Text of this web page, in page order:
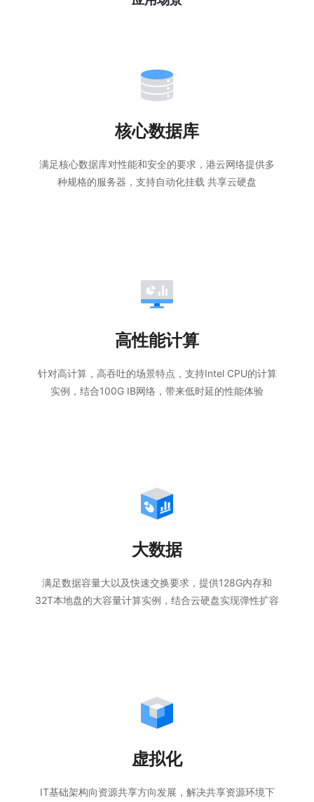
核心数据库
满足核心数据库对性能和安全的要求，港云网络提供多
种规格的服务器，支持自动化挂载 共享云硬盘
高性能计算
针对高计算，高吞吐的场景特点，支持Intel CPU的计算
实例，结合100G IB网络，带来低时延的性能体验
大数据
满足数据容量大以及快速交换要求，提供128G内存和
32T本地盘的大容量计算实例，结合云硬盘实现弹性扩容
虚拟化
IT基础架构向资源共享方向发展，解决共享资源环境下